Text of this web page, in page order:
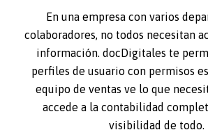
En una empresa con varios
colaboradores, no todos necesitan
información. docDigitales te
perfiles de usuario con permisos
equipo de ventas ve lo que
accede a la contabilidad
visibilidad de todo.